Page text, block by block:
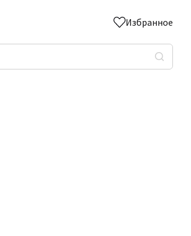
Избранное